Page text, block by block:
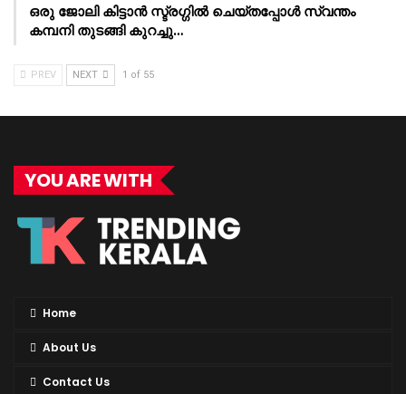
ഒരു ജോലി കിട്ടാൻ സ്ട്രഗ്ഗിൽ ചെയ്തപ്പോൾ സ്വന്തം
കമ്പനി തുടങ്ങി കുറച്ചു…
PREV NEXT 1 of 55
YOU ARE WITH
Home
About Us
Contact Us